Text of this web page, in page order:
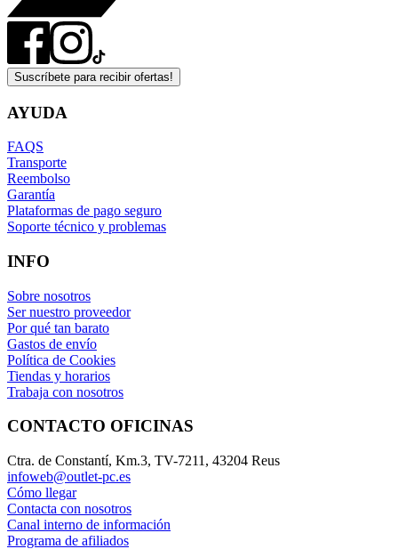
Suscríbete para recibir ofertas!
AYUDA
FAQS
Transporte
Reembolso
Garantía
Plataformas de pago seguro
Soporte técnico y problemas
INFO
Sobre nosotros
Ser nuestro proveedor
Por qué tan barato
Gastos de envío
Política de Cookies
Tiendas y horarios
Trabaja con nosotros
CONTACTO OFICINAS
Ctra. de Constantí, Km.3, TV-7211, 43204 Reus
infoweb@outlet-pc.es
Cómo llegar
Contacta con nosotros
Canal interno de información
Programa de afiliados